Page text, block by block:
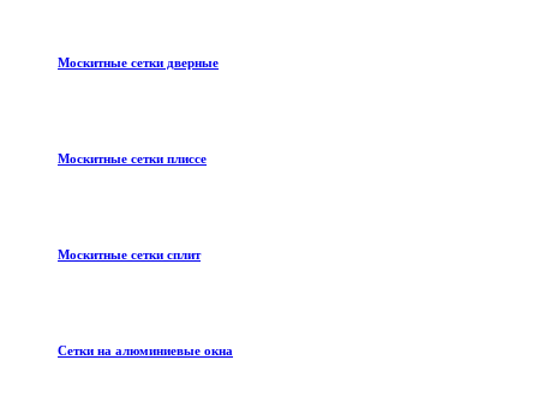
Москитные сетки дверные
Москитные сетки плиссе
Москитные сетки сплит
Сетки на алюминиевые окна